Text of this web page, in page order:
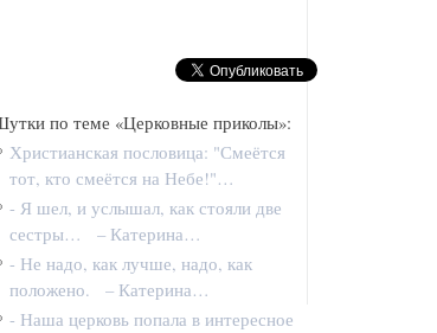
по теме «Церковные приколы»:
Христианская пословица: "Смеётся
тот, кто смеётся на Небе!"…
- Я шел, и услышал, как стояли две
сестры… – Катерина…
- Не надо, как лучше, надо, как
положено. – Катерина…
- Наша церковь попала в интересное